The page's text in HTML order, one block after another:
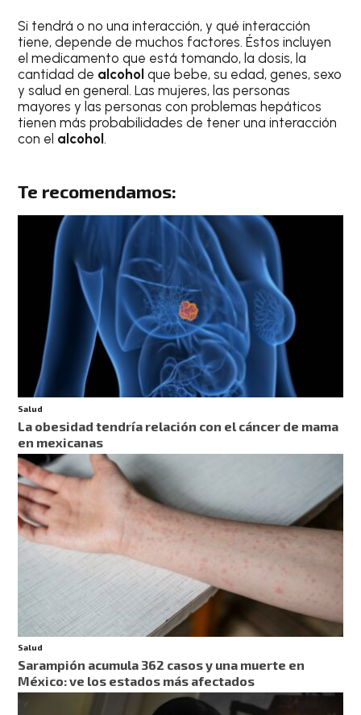
Si tendrá o no una interacción, y qué interacción
tiene, depende de muchos factores. Éstos incluyen
el medicamento que está tomando, la dosis, la
cantidad de alcohol que bebe, su edad, genes, sexo
y salud en general. Las mujeres, las personas
mayores y las personas con problemas hepáticos
tienen más probabilidades de tener una interacción
con el alcohol.
Te recomendamos:
Salud
La obesidad tendría relación con el cáncer de mama
en mexicanas
Salud
Sarampión acumula 362 casos y una muerte en
México: ve los estados más afectados